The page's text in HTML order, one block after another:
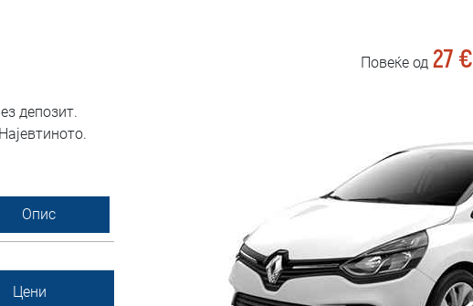
депозит.
Опис
Цени
Повеќе од 27 €